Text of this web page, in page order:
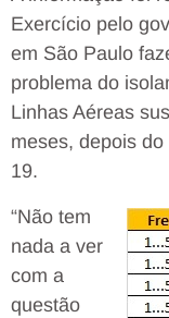
Exercício pelo
em São Paulo
problema do
Linhas Aéreas
meses, depois
19.
“Não tem
nada a ver
com a
questão